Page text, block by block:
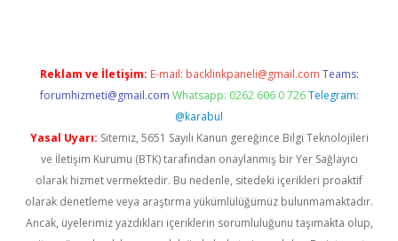
Reklam ve İletişim: E-mail: backlinkpaneli@gmail.com Teams:
forumhizmeti@gmail.com Whatsapp: 0262 606 0 726 Telegram:
@karabul
Yasal Uyarı: Sitemiz, 5651 Sayılı Kanun gereğince Bilgi Teknolojileri
ve İletişim Kurumu (BTK) tarafından onaylanmış bir Yer Sağlayıcı
olarak hizmet vermektedir. Bu nedenle, sitedeki içerikleri proaktif
olarak denetleme veya araştırma yükümlülüğümüz bulunmamaktadır.
Ancak, üyelerimiz yazdıkları içeriklerin sorumluluğunu taşımakta olup,